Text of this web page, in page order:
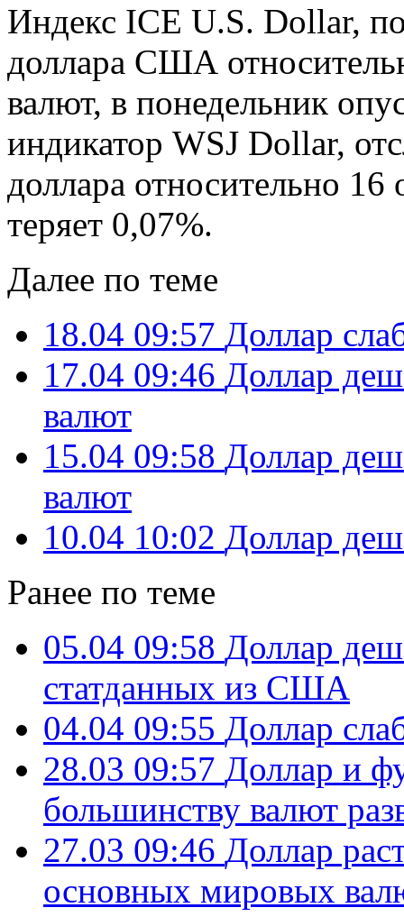
Индекс ICE U.S. Dollar,
доллара США
валют, в понедельник
индикатор WSJ Dollar,
доллара относительно
теряет 0,07%.
Далее по теме
18.04 09:57 Доллар
17.04 09:46 Доллар
валют
15.04 09:58 Доллар
валют
10.04 10:02 Доллар
Ранее по теме
05.04 09:58 Доллар
статданных из США
04.04 09:55 Доллар
28.03 09:57 Доллар и
большинству валют
27.03 09:46 Доллар
основных мировых